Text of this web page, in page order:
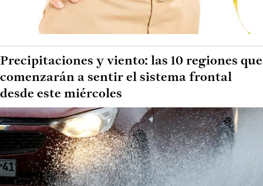
Precipitaciones y viento: las 10 regiones que
comenzarán a sentir el sistema frontal
desde este miércoles